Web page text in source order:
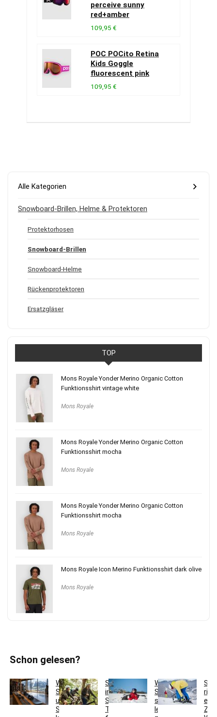
perceive sunny
red+amber
109,95 €
POC POCito Retina
Kids Goggle
fluorescent pink
109,95 €
Alle Kategorien
Snowboard-Brillen, Helme & Protektoren
Protektorhosen
Snowboard-Brillen
Snowboard-Helme
Rückenprotektoren
Ersatzgläser
TOP
Mons Royale Yonder Merino Organic Cotton
Funktionsshirt vintage white
Mons Royale
Mons Royale Yonder Merino Organic Cotton
Funktionsshirt mocha
Mons Royale
Mons Royale Yonder Merino Organic Cotton
Funktionsshirt mocha
Mons Royale
Mons Royale Icon Merino Funktionsshirt dark olive
Mons Royale
Schon gelesen?
Wann
Ski
und
Snowboard
Skifit
im
Sommer:
Trainingsplan
Welche
Ski
sind
leicht
Z-